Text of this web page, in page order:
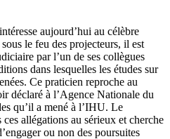
aujourd’hui au célèbre
le feu des projecteurs, il est
par l’un de ses collègues
dans lesquelles les études sur
Ce praticien reproche au
déclaré à l’Agence Nationale du
qu’il a mené à l’IHU. Le
allégations au sérieux et cherche
ou non des poursuites